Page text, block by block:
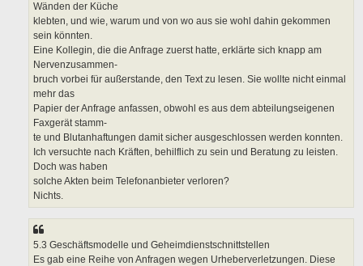
Wänden der Küche
klebten, und wie, warum und von wo aus sie wohl dahin gekommen
sein könnten.
Eine Kollegin, die die Anfrage zuerst hatte, erklärte sich knapp am
Nervenzusammen-
bruch vorbei für außerstande, den Text zu lesen. Sie wollte nicht einmal
mehr das
Papier der Anfrage anfassen, obwohl es aus dem abteilungseigenen
Faxgerät stamm-
te und Blutanhaftungen damit sicher ausgeschlossen werden konnten.
Ich versuchte nach Kräften, behilflich zu sein und Beratung zu leisten.
Doch was haben
solche Akten beim Telefonanbieter verloren?
Nichts.
5.3 Geschäftsmodelle und Geheimdienstschnittstellen
Es gab eine Reihe von Anfragen wegen Urheberverletzungen. Diese